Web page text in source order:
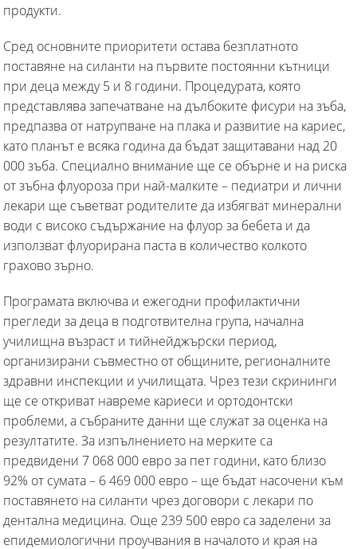
продукти.
Сред основните приоритети остава безплатното
поставяне на силанти на първите постоянни кътници
при деца между 5 и 8 години. Процедурата, която
представлява запечатване на дълбоките фисури на зъба,
предпазва от натрупване на плака и развитие на кариес,
като планът е всяка година да бъдат защитавани над 20
000 зъба. Специално внимание ще се обърне и на риска
от зъбна флуороза при най-малките – педиатри и лични
лекари ще съветват родителите да избягват минерални
води с високо съдържание на флуор за бебета и да
използват флуорирана паста в количество колкото
грахово зърно.
Програмата включва и ежегодни профилактични
прегледи за деца в подготвителна група, начална
училищна възраст и тийнейджърски период,
организирани съвместно от общините, регионалните
здравни инспекции и училищата. Чрез тези скрининги
ще се откриват навреме кариеси и ортодонтски
проблеми, а събраните данни ще служат за оценка на
резултатите. За изпълнението на мерките са
предвидени 7 068 000 евро за пет години, като близо
92% от сумата – 6 469 000 евро – ще бъдат насочени към
поставянето на силанти чрез договори с лекари по
дентална медицина. Още 239 500 евро са заделени за
епидемиологични проучвания в началото и края на